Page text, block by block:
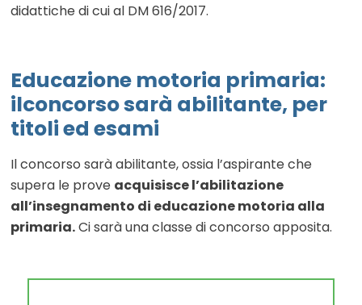
didattiche di cui al DM 616/2017.
Educazione motoria primaria:
ilconcorso sarà abilitante, per
titoli ed esami
Il concorso sarà abilitante, ossia l’aspirante che
supera le prove acquisisce l’abilitazione
all’insegnamento di educazione motoria alla
primaria.Ci sarà una classe di concorso apposita.